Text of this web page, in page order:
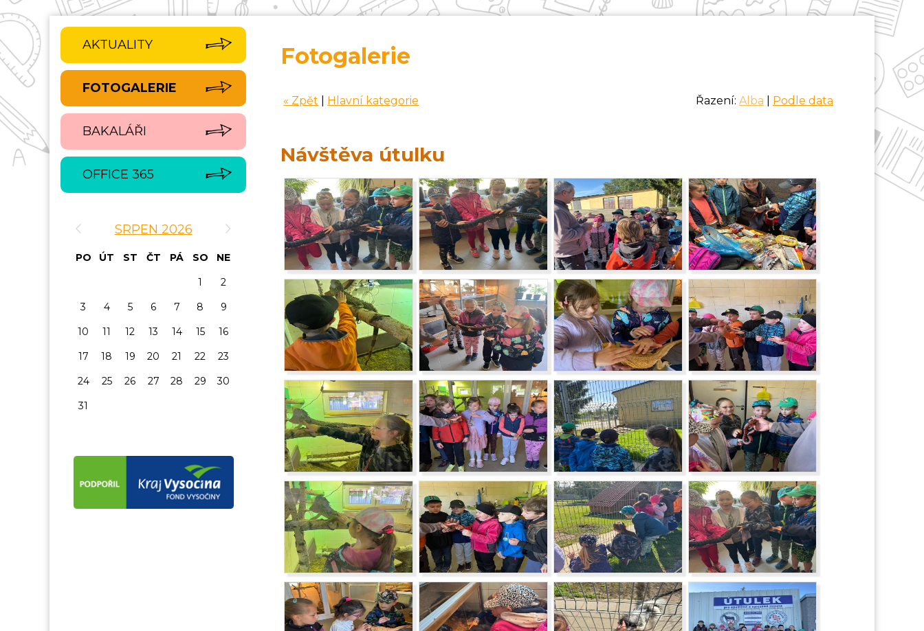
Fotogalerie
Řazení: Alba Podle data
« Zpět Hlavní kategorie
Návštěva útulku
AKTUALITY
FOTOGALERIE
BAKALÁŘI
OFFICE 365
SRPEN 2026
PO ÚT ST ČT PÁ SO
NE
1
2
3
4 5 6 7 8
9
10
11 12 13 14 15
16
17
18 19 20 21 22
23
24
25 26 27 28 29
30
31